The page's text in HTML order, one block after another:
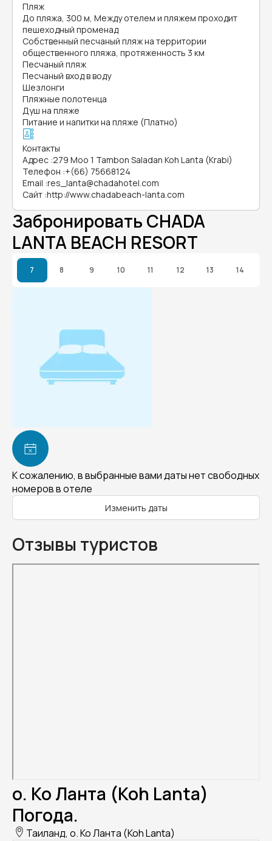
Пляж
До пляжа, 300 м, Между отелем и пляжем проходит
пешеходный променад
Собственный песчаный пляж на территории
общественного пляжа, протяженность 3 км
Песчаный пляж
Песчаный вход в воду
Шезлонги
Пляжные полотенца
Душ на пляже
Питание и напитки на пляже (Платно)
Контакты
Адрес :279 Moo 1 Tambon Saladan Koh Lanta (Krabi)
Телефон :+(66) 75668124
Email :res_lanta@chadahotel.com
Сайт :http://www.chadabeach-lanta.com
Забронировать CHADA
LANTA BEACH RESORT
7 8 9 10 11 12 13 14
К сожалению, в выбранные вами даты нет свободных
номеров в отеле
Изменить даты
Отзывы туристов
о. Ко Ланта (Koh Lanta)
Погода.
Таиланд, о. Ко Ланта (Koh Lanta)